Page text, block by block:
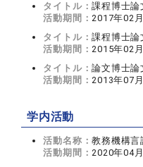
タイトル：課程博士論
活動期間：2017年02月
タイトル：課程博士論
活動期間：2015年02月
タイトル：論文博士論
活動期間：2013年07月
学内活動
活動名称：教務機構言
活動期間：2020年04